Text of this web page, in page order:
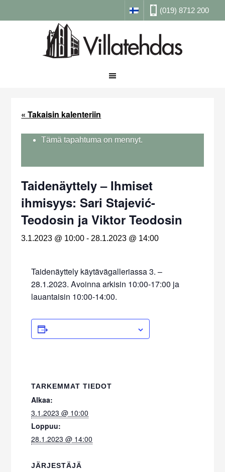
(019) 8712 200
« Takaisin kalenteriin
Tämä tapahtuma on mennyt.
Taidenäyttely – Ihmiset
ihmisyys: Sari Stajević-
Teodosin ja Viktor Teodosin
3.1.2023 @ 10:00 - 28.1.2023 @ 14:00
Taidenäyttely käytävägalleriassa 3. –
28.1.2023. Avoinna arkisin 10:00-17:00 ja
lauantaisin 10:00-14:00.
TARKEMMAT TIEDOT
Alkaa:
3.1.2023 @ 10:00
Loppuu:
28.1.2023 @ 14:00
JÄRJESTÄJÄ